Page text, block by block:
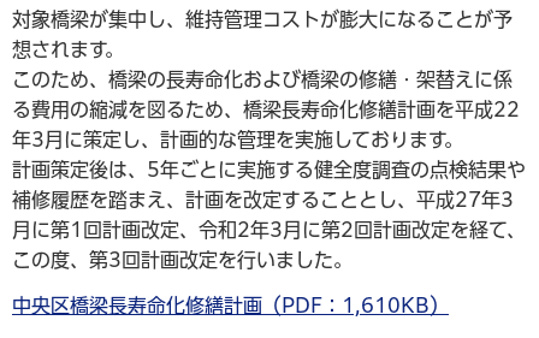
対象橋梁が集中し、維持管理コストが膨大になることが予
想されます。
このため、橋梁の長寿命化および橋梁の修繕・架替えに係
る費用の縮減を図るため、橋梁長寿命化修繕計画を平成22
年3月に策定し、計画的な管理を実施しております。
計画策定後は、5年ごとに実施する健全度調査の点検結果や
補修履歴を踏まえ、計画を改定することとし、平成27年3
月に第1回計画改定、令和2年3月に第2回計画改定を経て、
この度、第3回計画改定を行いました。
中央区橋梁長寿命化修繕計画（PDF：1,610KB）